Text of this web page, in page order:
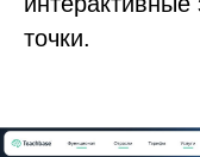
точки.